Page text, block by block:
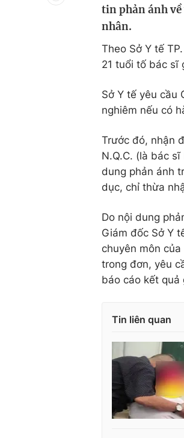
tin phản ánh
nhân.
Theo Sở Y tế
21 tuổi tố bác sĩ
Sở Y tế yêu cầu
nghiêm nếu có
Trước đó, nhận
N.Q.C. (là bác
dung phản ánh
dục, chỉ thừa
Do nội dung
Giám đốc Sở Y
chuyên môn
trong đơn, yêu
báo cáo kết quả
Tin liên quan